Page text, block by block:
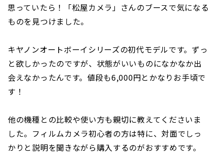
思っていたら！「松屋カメラ」さんのブースで気になる
ものを見つけました。
キヤノンオートボーイシリーズの初代モデルです。ずっ
と欲しかったのですが、状態がいいものになかなか出
会えなかったんです。値段も6,000円とかなりお手頃で
す！
他の機種との比較や使い方も親切に教えてくださいま
した。フィルムカメラ初心者の方は特に、対面でしっ
かりと説明を聞きながら購入するのがおすすめです。